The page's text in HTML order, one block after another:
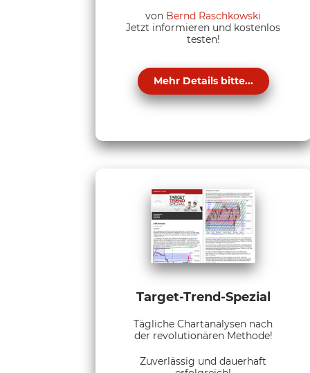
von Bernd Raschkowski
Jetzt informieren und kostenlos
testen!
Mehr Details bitte...
Target-Trend-Spezial
Tägliche Chartanalysen nach
der revolutionären Methode!
Zuverlässig und dauerhaft